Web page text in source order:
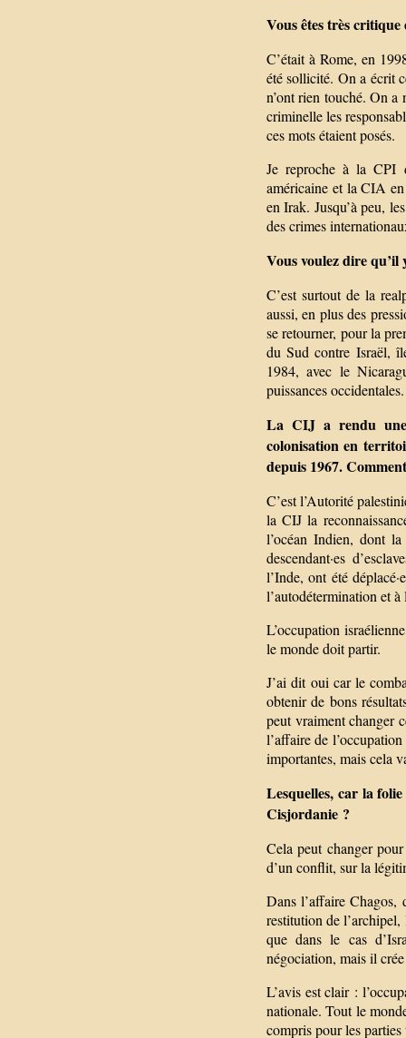
Vous êtes très
C’était à Rome, en
été sollicité. On a écrit
n’ont rien touché. On
criminelle les
ces mots étaient posés.
Je reproche à la CPI
américaine et la CIA
en Irak. Jusqu’à peu,
des crimes
Vous voulez dire
C’est surtout de la
aussi, en plus des
se retourner, pour la
du Sud contre Israël,
1984, avec le
puissances occidentales.
La CIJ a rendu
colonisation en
depuis 1967.
C’est l’Autorité
la CIJ la
l’océan Indien, dont
descendant·es
l’Inde, ont été
l’autodétermination et
L’occupation
le monde doit partir.
J’ai dit oui car le
obtenir de bons
peut vraiment changer
l’affaire de
importantes, mais cela
Lesquelles, car la
Cisjordanie ?
Cela peut changer
d’un conflit, sur la
Dans l’affaire Chagos,
restitution de l’archipel,
que dans le cas
négociation, mais il
L’avis est clair :
nationale. Tout le
compris pour les